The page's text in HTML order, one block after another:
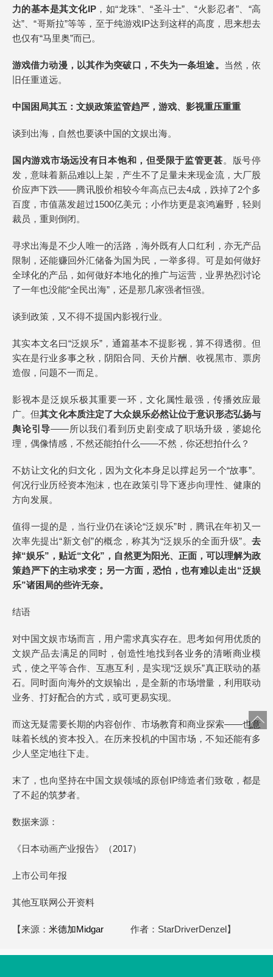
力的基本是其文化IP，如“龙珠”、“圣斗士”、“火影忍者”、“高
达”、“哥斯拉”等等，至于纯游戏IP达到这样的高度，思来想去
也仅有“马里奥”而已。
游戏借力动漫，以其作为突破口，不失为一条坦途。 当然，依
旧任重道远。
中国困局其五：文娱政策监管趋严，游戏、影视重压重重
谈到出海，自然也要谈中国的文娱出海。
国内游戏市场远没有日本饱和，但受限于监管更甚。版号停
发，意味着新品难以上架，产生不了足量未来现金流，大厂股
价应声下跌——腾讯股价相较今年高点已去4成，跌掉了2个多
百度，市值蒸发超过1500亿美元；小作坊更是哀鸿遍野，轻则
裁员，重则倒闭。
寻求出海是不少人唯一的活路，海外既有人口红利，亦无产品
限制，还能赚回外汇储备为国为民，一举多得。可是如何做好
全球化的产品，如何做好本地化的推广与运营，业界热烈讨论
了一年也没能“全民出海”，还是那几家强者恒强。
谈到政策，又不得不提国内影视行业。
其实本文名曰“泛娱乐”，通篇基本不提影视，算不得透彻。但
实在是行业多事之秋，阴阳合同、天价片酬、收视黑市、票房
造假，问题不一而足。
影视本是泛娱乐极其重要一环，文化属性最强，传播效应最
广。但其文化本质注定了大众娱乐必然让位于意识形态弘扬与
舆论引导——所以我们看到历史剧变成了职场升级，婆媳伦
理，偶像情感，不然还能拍什么——不然，你还想拍什么？
不妨让文化的归文化，因为文化本身足以撑起另一个“故事”。
何况行业历经资本泡沫，也在政策引导下逐步向理性、健康的
方向发展。
值得一提的是，当行业仍在谈论“泛娱乐”时，腾讯在年初又一
次率先提出“新文创”的概念，称其为“泛娱乐的全面升级”。 去
掉“娱乐”，贴近“文化”，自然更为阳光、正面，可以理解为政
策趋严下的主动求变；另一方面，恐怕，也有难以走出“泛娱
乐”诸困局的些许无奈。
结语
对中国文娱市场而言，用户需求真实存在。思考如何用优质的
文娱产品去满足的同时，创造性地找到各业务的清晰商业模
式，使之平等合作、互惠互利，是实现“泛娱乐”真正联动的基
石。同时面向海外的文娱输出，是全新的市场增量，利用联动
业务、打好配合的方式，或可更易实现。
而这无疑需要长期的内容创作、市场教育和商业探索——也意
味着长线的资本投入。在历来投机的中国市场，不知还能有多
少人坚定地往下走。
末了，也向坚持在中国文娱领域的原创IP缔造者们致敬，都是
了不起的筑梦者。
数据来源：
《日本动画产业报告》（2017）
上市公司年报
其他互联网公开资料
【来源： 米德加Midgar 作者： StarDriverDenzel】